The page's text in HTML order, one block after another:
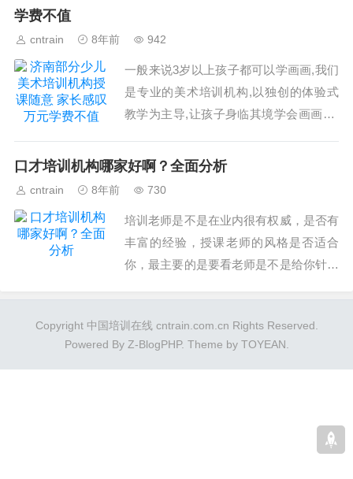
学费不值
cntrain 8年前 942
一般来说3岁以上孩子都可以学画画,我们
是专业的美术培训机构,以独创的体验式
教学为主导,让孩子身临其境学会画画。”
口才培训机构哪家好啊？全面分析
cntrain 8年前 730
培训老师是不是在业内很有权威，是否有
丰富的经验，授课老师的风格是否适合
你，最主要的是要看老师是不是给你针对
Copyright 中国培训在线 cntrain.com.cn Rights Reserved.
Powered By Z-BlogPHP. Theme by TOYEAN